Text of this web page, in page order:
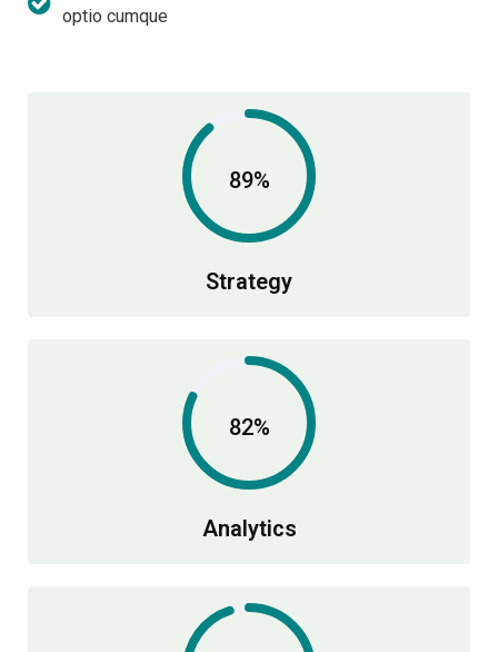
optio cumque
89%
Strategy
82%
Analytics